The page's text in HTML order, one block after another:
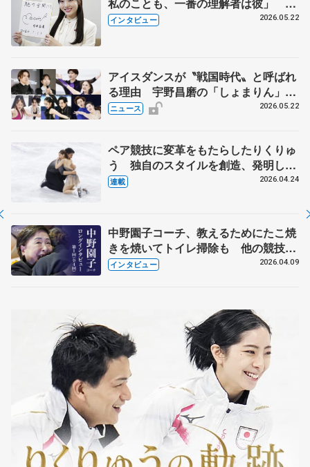
私のことも、一番の理解者は彼」 引
退時の単独インタビューで語った競技
インタビュー 2026.05.22
アイスダンスが〝戦国時代〟と呼ばれ
る理由 宇野昌磨の「しょまりん」ら
実力者が相次いで参戦 国内の競争激
ニュース 2026.05.22
ペア競技に変革をもたらしたりくりゅ
う 独自のスタイルを創造、発明した
【引退発表後②】
連載 2026.04.24
中野園子コーチ、教えるためにたこ焼
きを焼いてトイレ掃除も 他の競技に
も通用するという坂本花織の筋肉
インタビュー 2026.04.09